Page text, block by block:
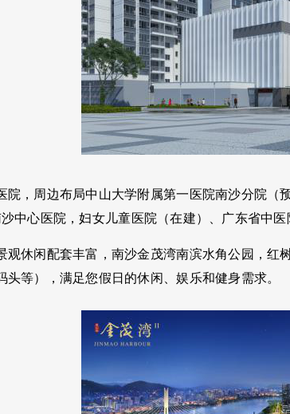
院，周边布局中山大学附属第一医院南沙分院（
中心医院，妇女儿童医院（在建）、广东省中
观休闲配套丰富，南沙金茂湾南滨水角公园，
头等），满足您假日的休闲、娱乐和健身需求。